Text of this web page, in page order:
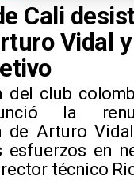
Cali
Vidal
del club
la
de Arturo
esfuerzos en
técnico